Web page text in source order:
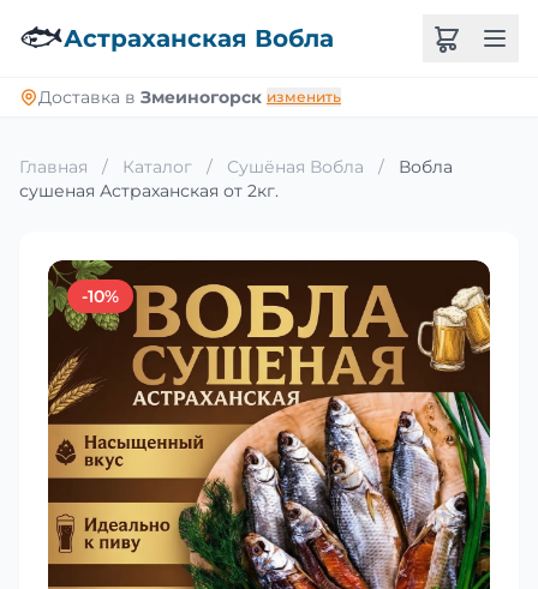
🐟Астраханская Вобла
Доставка в Змеиногорск изменить
Главная / Каталог / Сушёная Вобла /
Вобла
сушеная Астраханская от 2кг.
-10%